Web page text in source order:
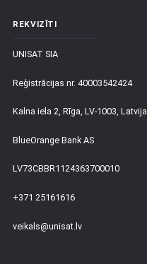
REKVIZĪTI
UNISAT SIA
Reģistrācijas nr. 40003542424
Kalna iela 2, Rīga, LV-1003, Latvija
BlueOrange Bank AS
LV73CBBR1124363700010
+371 25161616
veikals@unisat.lv